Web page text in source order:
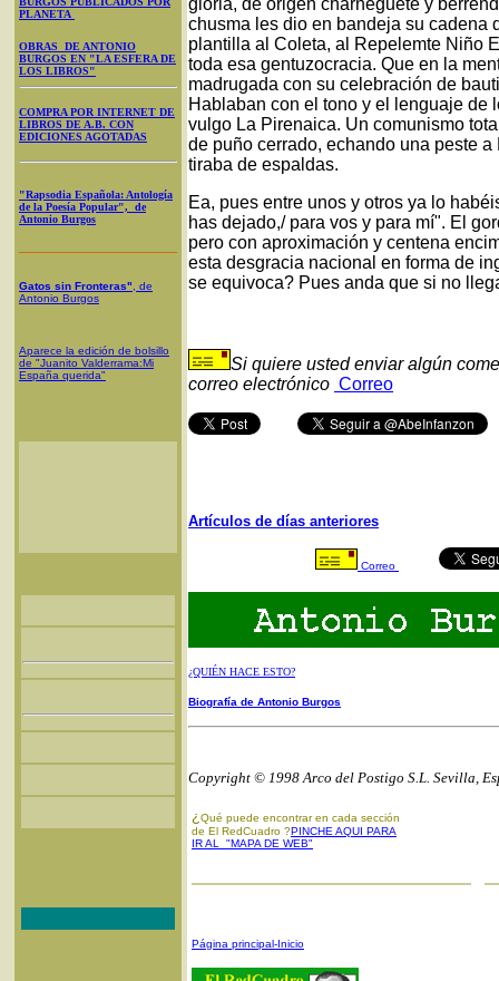
PLANETA
OBRAS DE ANTONIO
BURGOS EN "LA ESFERA DE
LOS LIBROS"
COMPRA POR INTERNET DE
LIBROS DE A.B. CON
EDICIONES AGOTADAS
"Rapsodia Española: Antología
de la Poesía Popular", de
Antonio Burgos
Gatos sin Fronteras" , de
Antonio Burgos
Aparece la edición de bolsillo
de "Juanito Valderrama:Mi
España querida"
gloria, de origen charneguete y
chusma les dio en bandeja su cadena
plantilla al Coleta, al Repelemte Niño
toda esa gentuzocracia. Que en la
madrugada con su celebración de
Hablaban con el tono y el lenguaje de
vulgo La Pirenaica. Un comunismo
de puño cerrado, echando una peste
tiraba de espaldas.
Ea, pues entre unos y otros ya lo
has dejado,/ para vos y para mí". El
pero con aproximación y centena
esta desgracia nacional en forma de
se equivoca? Pues anda que si no
Si quiere usted enviar algún
correo electrónico Correo
Artículos de días anteriores
Correo
¿QUIÉN HACE ESTO?
Biografía de Antonio Burgos
Copyright © 1998 Arco del Postigo S.L. Sevilla,
¿ Qué puede encontrar en cada sección
de El RedCuadro ?PINCHE AQUI PARA
IR AL "MAPA DE WEB"
Página principal-Inicio